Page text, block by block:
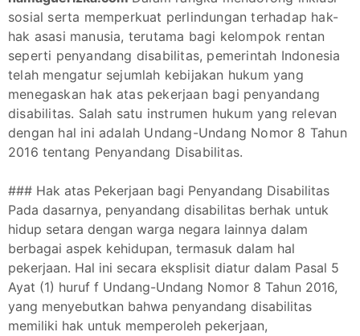
sosial serta memperkuat perlindungan terhadap hak-
hak asasi manusia, terutama bagi kelompok rentan
seperti penyandang disabilitas, pemerintah Indonesia
telah mengatur sejumlah kebijakan hukum yang
menegaskan hak atas pekerjaan bagi penyandang
disabilitas. Salah satu instrumen hukum yang relevan
dengan hal ini adalah Undang-Undang Nomor 8 Tahun
2016 tentang Penyandang Disabilitas.
### Hak atas Pekerjaan bagi Penyandang Disabilitas
Pada dasarnya, penyandang disabilitas berhak untuk
hidup setara dengan warga negara lainnya dalam
berbagai aspek kehidupan, termasuk dalam hal
pekerjaan. Hal ini secara eksplisit diatur dalam Pasal 5
Ayat (1) huruf f Undang-Undang Nomor 8 Tahun 2016,
yang menyebutkan bahwa penyandang disabilitas
memiliki hak untuk memperoleh pekerjaan,